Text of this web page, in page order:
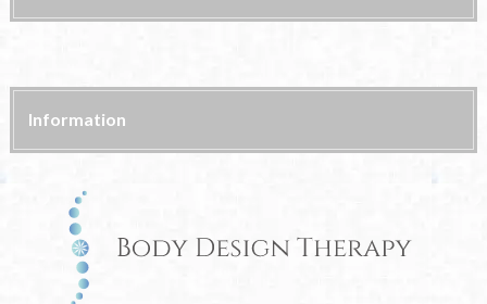
Information